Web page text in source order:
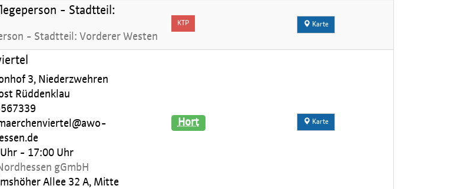
- Stadtteil:
- Stadtteil: Vorderer Westen
KTP Karte
3, Niederzwehren
Rüddenklau
- 17:00 Uhr
gGmbH
Allee 32 A, Mitte
Hort Karte